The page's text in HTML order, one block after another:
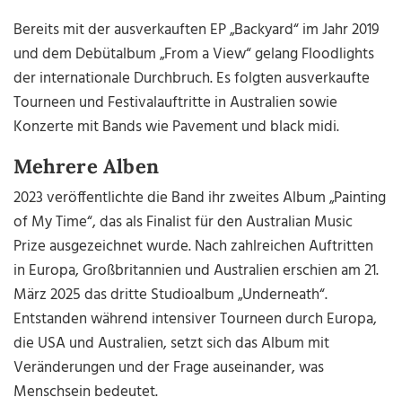
Bereits mit der ausverkauften EP „Backyard“ im Jahr 2019
und dem Debütalbum „From a View“ gelang Floodlights
der internationale Durchbruch. Es folgten ausverkaufte
Tourneen und Festivalauftritte in Australien sowie
Konzerte mit Bands wie Pavement und black midi.
Mehrere Alben
2023 veröffentlichte die Band ihr zweites Album „Painting
of My Time“, das als Finalist für den Australian Music
Prize ausgezeichnet wurde. Nach zahlreichen Auftritten
in Europa, Großbritannien und Australien erschien am 21.
März 2025 das dritte Studioalbum „Underneath“.
Entstanden während intensiver Tourneen durch Europa,
die USA und Australien, setzt sich das Album mit
Veränderungen und der Frage auseinander, was
Menschsein bedeutet.